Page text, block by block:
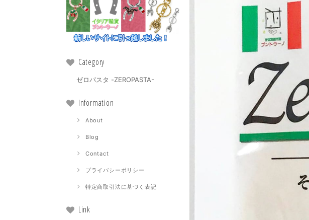
Category
ゼロパスタ -ZEROPASTA-
Information
About
Blog
Contact
プライバシーポリシー
特定商取引法に基づく表記
Link